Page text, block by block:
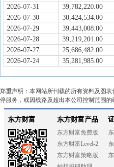
2026-07-31
39,782,220.00
2026-07-30
30,424,534.00
2026-07-29
39,443,008.00
2026-07-28
39,219,201.00
2026-07-27
25,686,482.00
2026-07-24
35,281,985.00
郑重声明：本网站所刊载的所有资料及图
停服务，或因线路及超出本公司控制范围